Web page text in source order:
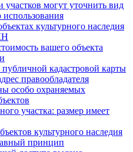
участков могут уточнить вид
использования
культурного наследия
вашего объекта
кадастровой карты
правообладателя
особо охраняемых
участка: размер имеет
культурного наследия
принцип